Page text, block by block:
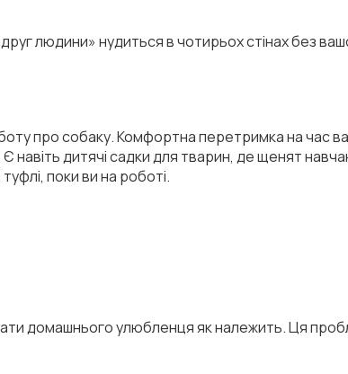
людини» нудиться в чотирьох стінах без
про собаку. Комфортна перетримка на час
навіть дитячі садки для тварин, де щенят
поки ви на роботі.
домашнього улюбленця як належить. Ця